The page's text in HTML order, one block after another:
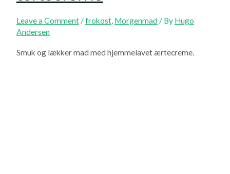
Leave a Comment /frokost, Morgenmad/ By Hugo
Andersen
Smuk og lækker mad med hjemmelavet ærtecreme.